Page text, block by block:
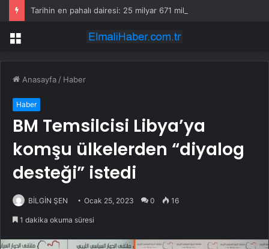
Tarihin en pahalı dairesi: 25 milyar 671 milyon liraya satıldı
Menü
Anasayfa / Haber
Haber
BM Temsilcisi Libya’ya
komşu ülkelerden “diyalog
desteği” istedi
BİLGİN ŞEN Ocak 25, 2023 0 16
1 dakika okuma süresi